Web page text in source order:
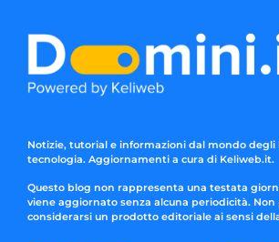
Notizie, tutorial e informazioni dal mondo degli
tecnologia. Aggiornamenti a cura di Keliweb.it.
Questo blog non rappresenta una testata
viene aggiornato senza alcuna periodicità.
considerarsi un prodotto editoriale ai sensi